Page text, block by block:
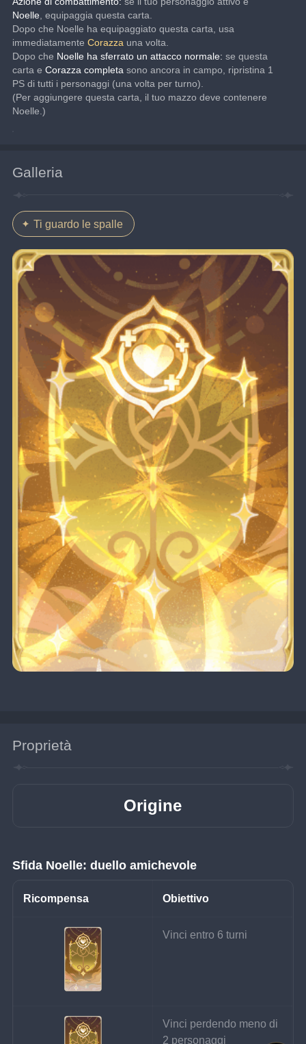
Noelle , equipaggia questa carta.
Dopo che Noelle ha equipaggiato questa carta, usa
immediatamente Corazza una volta.
Dopo che Noelle ha sferrato un attacco normale: se questa
carta e Corazza completa sono ancora in campo, ripristina 1
PS di tutti i personaggi (una volta per turno).
(Per aggiungere questa carta, il tuo mazzo deve contenere
Noelle.)
Galleria
Ti guardo le spalle
Proprietà
Origine
Sfida Noelle: duello amichevole
Ricompensa Obiettivo
Vinci entro 6 turni
Vinci perdendo meno di
2 personaggi